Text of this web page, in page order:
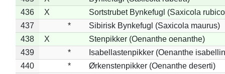
436
X
Sortstrubet Bynkefugl (Saxicola
437
*
Sibirisk Bynkefugl (Saxicola maurus)
438
X
Stenpikker (Oenanthe oenanthe)
439
*
Isabellastenpikker (Oenanthe
440
*
Ørkenstenpikker (Oenanthe deserti)